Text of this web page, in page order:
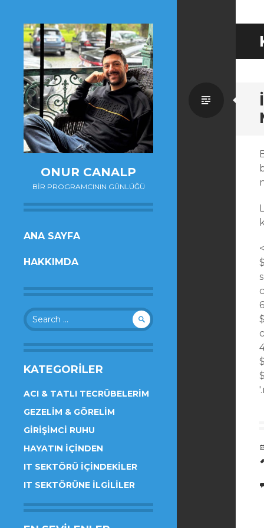
ONUR CANALP
BIR PROGRAMCININ GÜNLÜĞÜ
SKIP
CONTENT
ANA SAYFA
HAKKIMDA
Search
for:
KATEGORILER
ACI & TATLI TECRÜBELERIM
GEZELIM & GÖRELIM
GIRIŞIMCI RUHU
HAYATIN İÇINDEN
IT SEKTÖRÜ İÇINDEKILER
IT SEKTÖRÜNE İLGILILER